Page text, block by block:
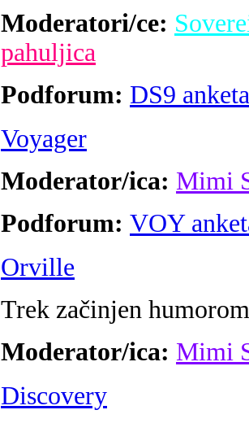
Moderatori/ce:
pahuljica
Podforum: DS9 anketa
Voyager
Moderator/ica: Mimi
Podforum: VOY
Orville
Trek začinjen humorom
Moderator/ica: Mimi
Discovery